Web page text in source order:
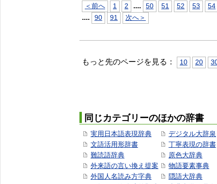
＜前へ 1 2 .... 50 51 52 53 54
.... 90 91 次へ＞
もっと先のページを見る： 10 20
同じカテゴリーのほかの辞書
実用日本語表現辞典
文語活用形辞書
難読語辞典
外来語の言い換え提案
外国人名読み方字典
デジタル大辞泉
丁寧表現の辞書
原色大辞典
物語要素事典
隠語大辞典